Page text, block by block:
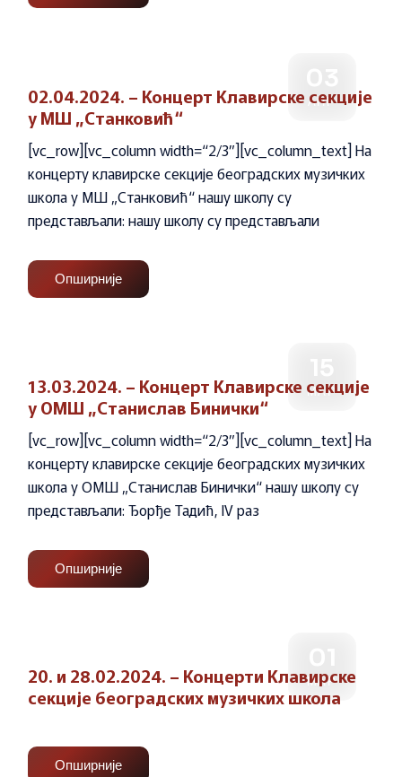
АПР
02.04.2024. – Концерт Клавирске секције
у МШ „Станковић“
[vc_row][vc_column width=“2/3″][vc_column_text] На
концерту клавирске секције београдских музичких
школа у МШ „Станковић“ нашу школу су
представљали: нашу школу су представљали
Опширније
МАР
13.03.2024. – Концерт Клавирске секције
у ОМШ „Станислав Бинички“
[vc_row][vc_column width=“2/3″][vc_column_text] На
концерту клавирске секције београдских музичких
школа у ОМШ „Станислав Бинички“ нашу школу су
представљали: Ђорђе Тадић, IV раз
Опширније
МАР
20. и 28.02.2024. – Концерти Клавирске
секције београдских музичких школа
Опширније